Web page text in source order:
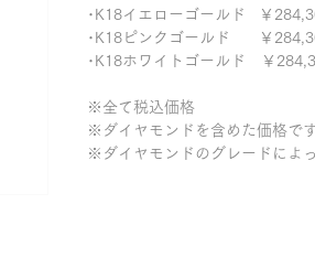
･K18イエローゴールド ￥
･K18ピンクゴールド ￥
･K18ホワイトゴールド ￥
※全て税込価格
※ダイヤモンドを含めた価格で
※ダイヤモンドのグレードによ